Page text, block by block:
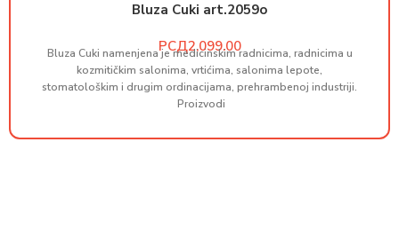
Bluza Cuki art.2059o
РСД
Bluza Cuki namenjena je medicinskim radnicima, radnicima u
kozmitičkim salonima, vrtićima, salonima lepote,
stomatološkim i drugim ordinacijama, prehrambenoj industriji.
Proizvodi